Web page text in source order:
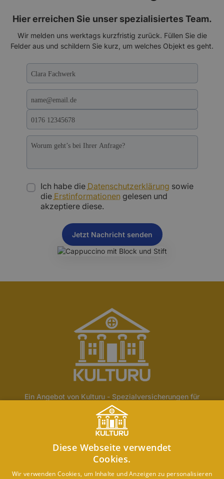
Hier erreichen Sie unser spezialisiertes Team.
Wir melden uns werktags kurzfristig zurück. Füllen Sie die
Felder aus und schildern Sie kurz, um welches Objekt es geht.
Ich habe die Datenschutzerklärung sowie
die Erstinformationen gelesen und
akzeptiere diese.
Ein Angebot von Kulturu - Spezialversicherungen für
Fachwerk und historische Gebäude.
Über UnsBlogLexikon
ErstinformationHaftungsausschlussImpressum
Datenschutz
Diese Webseite verwendet
Cookies.
Wir verwenden Cookies, um Inhalte und Anzeigen zu personalisieren